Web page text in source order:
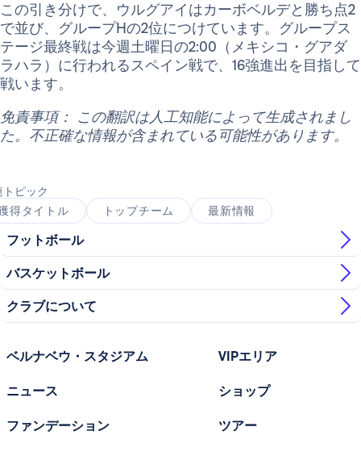
この引き分けで、ウルグアイはカーボベルデと勝ち点2
で並び、グループHの2位につけています。グループス
テージ最終戦は今週土曜日の2:00（メキシコ・グアダ
ラハラ）に行われるスペイン戦で、16強進出を目指して
戦います。
免責事項： この翻訳は人工知能によって生成されまし
た。不正確な情報が含まれている可能性があります。
トピック
得タイトル
トップチーム 最新情報
フットボール
バスケットボール
クラブについて
ベルナベウ・スタジアム
ニュース
ファンデーション
VIPエリア
ショップ
ツアー